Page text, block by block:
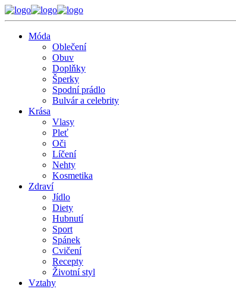
Móda
Oblečení
Obuv
Doplňky
Šperky
Spodní prádlo
Bulvár a celebrity
Krása
Vlasy
Pleť
Oči
Líčení
Nehty
Kosmetika
Zdraví
Jídlo
Diety
Hubnutí
Sport
Spánek
Cvičení
Recepty
Životní styl
Vztahy